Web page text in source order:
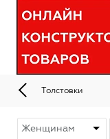
Толстовки